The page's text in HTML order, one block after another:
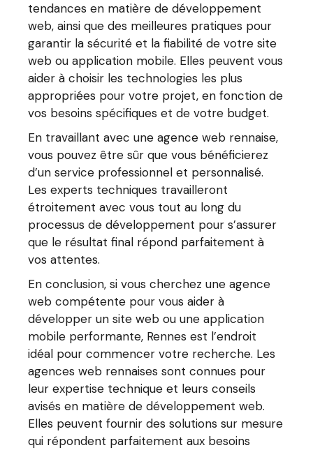
tendances en matière de développement
web, ainsi que des meilleures pratiques pour
garantir la sécurité et la fiabilité de votre site
web ou application mobile. Elles peuvent vous
aider à choisir les technologies les plus
appropriées pour votre projet, en fonction de
vos besoins spécifiques et de votre budget.
En travaillant avec une agence web rennaise,
vous pouvez être sûr que vous bénéficierez
d’un service professionnel et personnalisé.
Les experts techniques travailleront
étroitement avec vous tout au long du
processus de développement pour s’assurer
que le résultat final répond parfaitement à
vos attentes.
En conclusion, si vous cherchez une agence
web compétente pour vous aider à
développer un site web ou une application
mobile performante, Rennes est l’endroit
idéal pour commencer votre recherche. Les
agences web rennaises sont connues pour
leur expertise technique et leurs conseils
avisés en matière de développement web.
Elles peuvent fournir des solutions sur mesure
qui répondent parfaitement aux besoins